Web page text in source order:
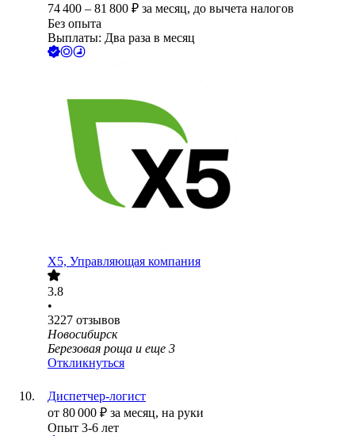
74 400 – 81 800 ₽ за месяц, до вычета налогов
Без опыта
Выплаты: Два раза в месяц
X5, Управляющая компания
3.8
•
3227 отзывов
Новосибирск
Березовая роща и еще 3
Откликнуться
Диспетчер-логист
от 80 000 ₽ за месяц, на руки
Опыт 3-6 лет